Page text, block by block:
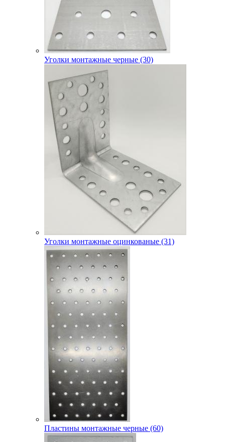
Уголки монтажные черные (30)
Уголки монтажные оцинкованые (31)
Пластины монтажные черные (60)